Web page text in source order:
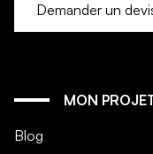
Demander un
MON
Blog